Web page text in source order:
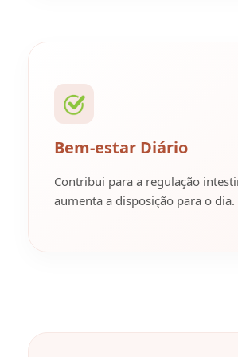
Bem-estar Diário
Contribui para a regulação
aumenta a disposição para o dia.